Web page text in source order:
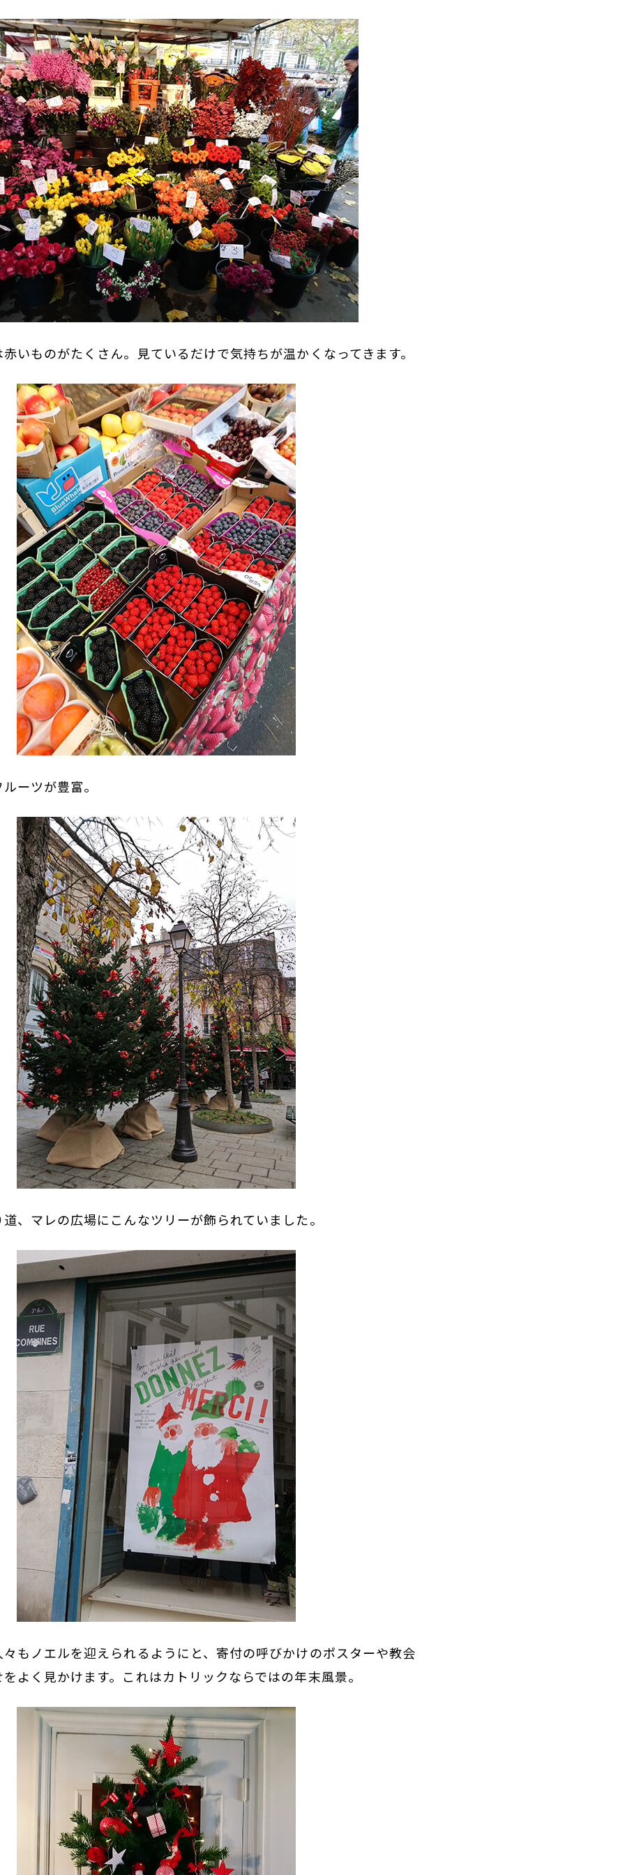
いものがたくさん。見ているだけで気持ちが温かくなってきます。
ーツが豊富。
、マレの広場にこんなツリーが飾られていました。
もノエルを迎えられるようにと、寄付の呼びかけのポスターや教会
よく見かけます。これはカトリックならではの年末風景。